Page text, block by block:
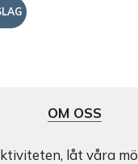
OM OSS
låt våra